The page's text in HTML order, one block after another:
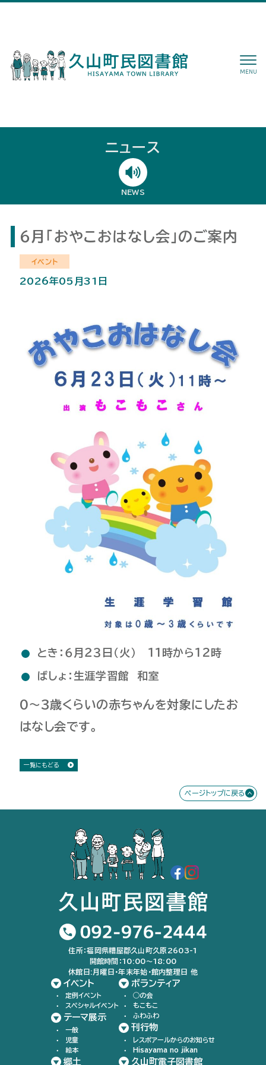
MENU
ニュース
NEWS
６月「おやこおはなし会」のご案内
イベント
2026年05月31日
とき：６月２３日（火） 11時から12時
ばしょ：生涯学習館 和室
0～3歳くらいの赤ちゃんを対象にしたお
はなし会です。
一覧にもどる
ページトップに戻る
住所：福岡県糟屋郡久山町久原2603-1
開館時間：10:00〜18:00
休館日:月曜日・年末年始・館内整理日 他
イベント
定例イベント
スペシャルイベント
テーマ展示
一般
児童
絵本
郷土
ボランティア
◯の会
もこもこ
ふわふわ
刊行物
レスポアールからのお知らせ
Hisayama no jikan
久山町電子図書館